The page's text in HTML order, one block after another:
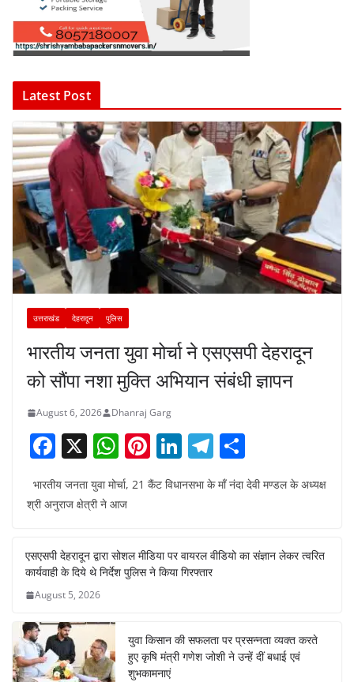
Latest Post
उत्तराखंड देहरादून पुलिस
भारतीय जनता युवा मोर्चा ने एसएसपी देहरादून
को सौंपा नशा मुक्ति अभियान संबंधी ज्ञापन
August 6, 2026 Dhanraj Garg
F
c
e
b
o
o
k
X W
h
at
A
p
Pi
nt
er
st
Li
k
dI
n
T
el
e
a
h
ar
भारतीय जनता युवा मोर्चा, 21 कैंट विधानसभा के माँ नंदा देवी मण्डल के अध्यक्ष
श्री अनुराज क्षेत्री ने आज
एसएसपी देहरादून द्वारा सोशल मीडिया पर वायरल वीडियो का संज्ञान लेकर त्वरित
कार्यवाही के दिये थे निर्देश पुलिस ने किया गिरफ्तार
August 5, 2026
युवा किसान की सफलता पर प्रसन्नता व्यक्त करते
हुए कृषि मंत्री गणेश जोशी ने उन्हें दीं बधाई एवं
शुभकामनाएं